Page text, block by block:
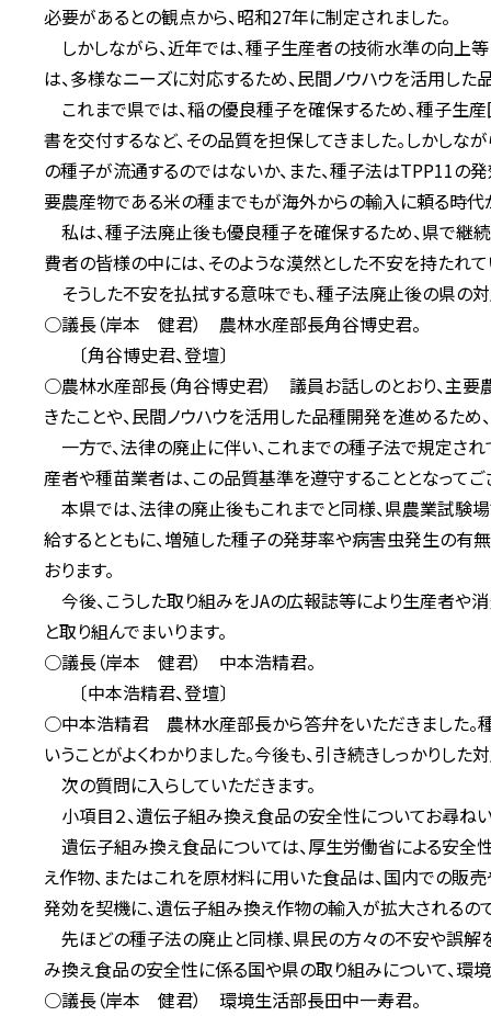
必要があるとの観点から、昭和27年に制定されました。
しかしながら、近年では、種子生産者の技術水準の向上
は、多様なニーズに対応するため、民間ノウハウを活用し
これまで県では、稲の優良種子を確保するため、種子生
書を交付するなど、その品質を担保してきました。しかし
の種子が流通するのではないか、また、種子法はTPP11の
要農産物である米の種までもが海外からの輸入に頼る時代
私は、種子法廃止後も優良種子を確保するため、県で継
費者の皆様の中には、そのような漠然とした不安を持たれ
そうした不安を払拭する意味でも、種子法廃止後の県の
○議長（岸本 健君） 農林水産部長角谷博史君。
〔角谷博史君、登壇〕
○農林水産部長（角谷博史君） 議員お話しのとおり、主
きたことや、民間ノウハウを活用した品種開発を進めるため
一方で、法律の廃止に伴い、これまでの種子法で規定さ
産者や種苗業者は、この品質基準を遵守することとなってご
本県では、法律の廃止後もこれまでと同様、県農業試験
給するとともに、増殖した種子の発芽率や病害虫発生の有
おります。
今後、こうした取り組みをJAの広報誌等により生産者や
と取り組んでまいります。
○議長（岸本 健君） 中本浩精君。
〔中本浩精君、登壇〕
○中本浩精君 農林水産部長から答弁をいただきました。
いうことがよくわかりました。今後も、引き続きしっかりし
次の質問に入らしていただきます。
小項目２、遺伝子組み換え食品の安全性についてお尋ねい
遺伝子組み換え食品については、厚生労働省による安全
え作物、またはこれを原材料に用いた食品は、国内での販
発効を契機に、遺伝子組み換え作物の輸入が拡大されるの
先ほどの種子法の廃止と同様、県民の方々の不安や誤解
み換え食品の安全性に係る国や県の取り組みについて、環
○議長（岸本 健君） 環境生活部長田中一寿君。